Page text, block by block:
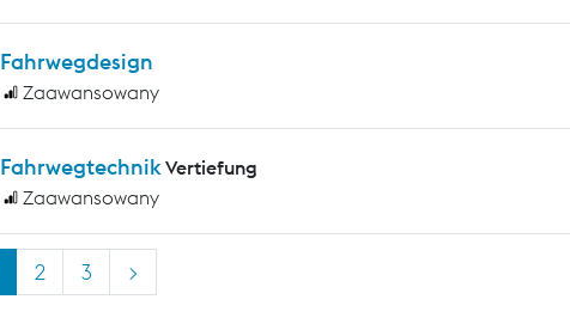
Fahrwegdesign
Zaawansowany
Fahrwegtechnik Vertiefung
Zaawansowany
2 3 >